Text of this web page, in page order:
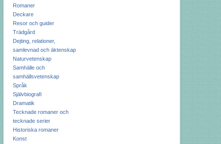
Romaner
Deckare
Resor och guider
Trädgård
Dejting, relationer,
samlevnad och äktenskap
Naturvetenskap
Samhälle och
samhällsvetenskap
Språk
Självbiografi
Dramatik
Tecknade romaner och
tecknade serier
Historiska romaner
Konst